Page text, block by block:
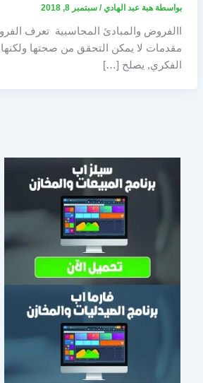
بواسطة هبة عبد الهادي/ سبتمبر 8, 2018
االفروض والمبادئ المحاسبية تعرف
مقدمات لا يمكن التحقق من صحتها ولكنها
الفكري, يصلح […]